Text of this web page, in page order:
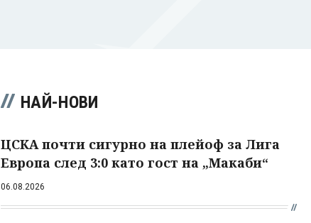
НАЙ-НОВИ
ЦСКА почти сигурно на плейоф за Лига
Европа след 3:0 като гост на „Макаби“
06.08.2026